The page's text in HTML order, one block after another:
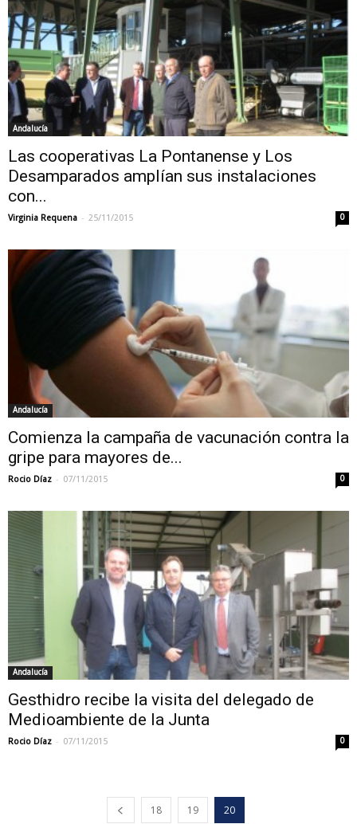
Andalucía
Las cooperativas La Pontanense y Los
Desamparados amplían sus instalaciones
con...
Virginia Requena - 25/11/2015 0
Andalucía
Comienza la campaña de vacunación contra la
gripe para mayores de...
Rocio Díaz - 07/11/2015 0
Andalucía
Gesthidro recibe la visita del delegado de
Medioambiente de la Junta
Rocio Díaz - 07/11/2015 0
18 19 20